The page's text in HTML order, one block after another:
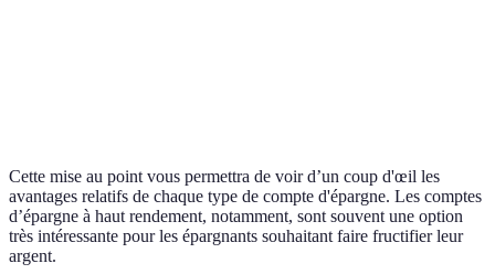
Cette mise au point vous permettra de voir d’un coup d'œil les
avantages relatifs de chaque type de compte d'épargne. Les comptes
d’épargne à haut rendement, notamment, sont souvent une option
très intéressante pour les épargnants souhaitant faire fructifier leur
argent.